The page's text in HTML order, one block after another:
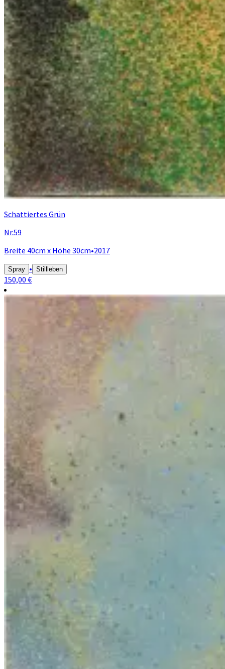
Schattiertes Grün
Nr.59
Breite 40cm x Höhe 30cm•2017
Spray • Stillleben
150,00 €